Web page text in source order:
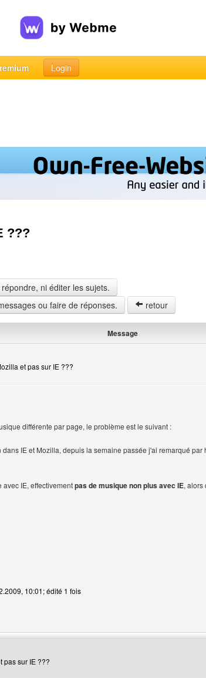
Login
???
ni éditer les sujets.
ou faire de réponses.
retour
Message
et pas sur IE ???
différente par page, le problème est le suivant :
IE et Mozilla, depuis la semaine passée j'ai remarqué par
avec IE, effectivementpas de musique non plus avec IE, alors
10:01; édité 1 fois
locanour
pas sur IE ???